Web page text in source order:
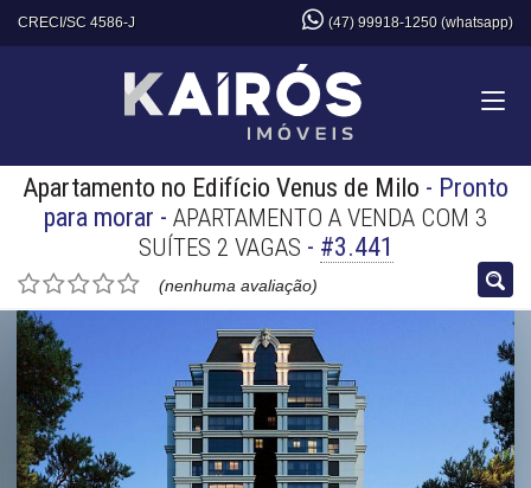
CRECI/SC 4586-J (47) 99918-1250 (whatsapp)
Apartamento no Edifício Venus de Milo - Pronto
para morar - APARTAMENTO A VENDA COM 3
SUÍTES 2 VAGAS - #3.441
(nenhuma avaliação)